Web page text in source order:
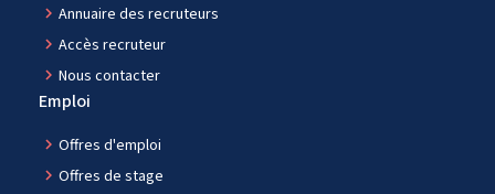
navigate_next Annuaire des recruteurs
navigate_next Accès recruteur
navigate_next Nous contacter
Emploi
navigate_next Offres d'emploi
navigate_next Offres de stage